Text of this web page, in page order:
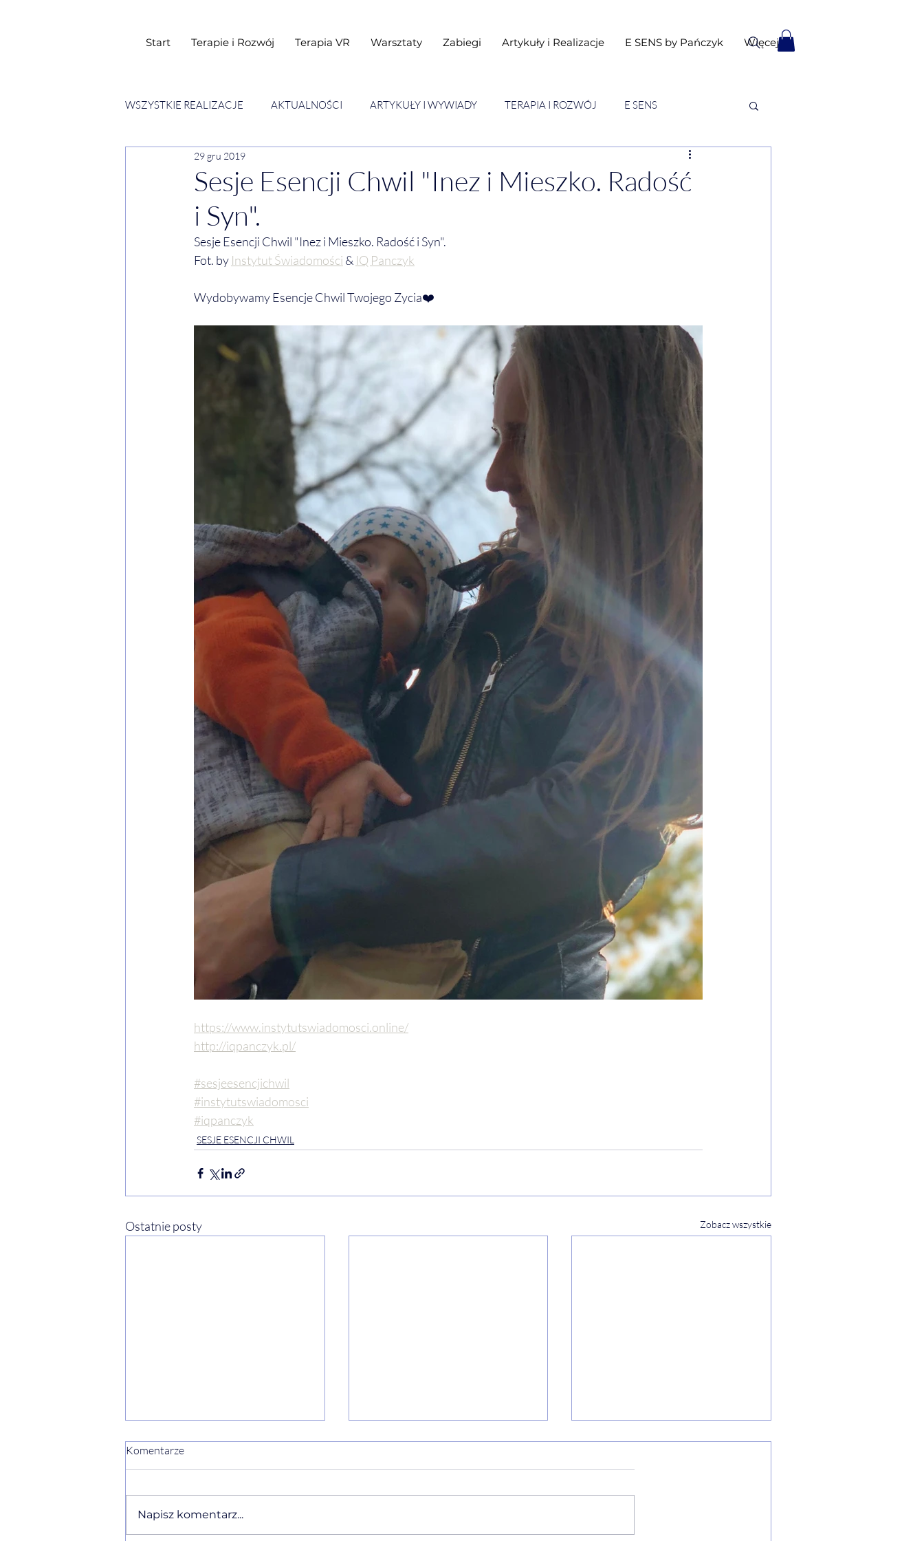
Start Terapie i Rozwój Terapia VR Warsztaty Zabiegi Artykuły i Realizacje E SENS by Pańczyk Więcej
WSZYSTKIE REALIZACJE AKTUALNOŚCI ARTYKUŁY I WYWIADY TERAPIA I ROZWÓJ E SENS
SESJE ESENCJI CHWIL
Sesje Esencji Chwil "Inez i Mieszko. Radość
i Syn".
29 gru 2019
Sesje Esencji Chwil "Inez i Mieszko. Radość i Syn".
Fot. by Instytut Świadomości & IQ Panczyk
Wydobywamy Esencje Chwil Twojego Zycia❤️
https://www.instytutswiadomosci.online/
http://iqpanczyk.pl/
#sesjeesencjichwil
#instytutswiadomosci
#iqpanczyk
SESJE ESENCJI CHWIL
Ostatnie posty Zobacz wszystkie
Komentarze
Napisz komentarz...